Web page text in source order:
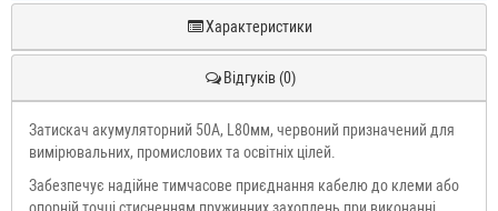
Характеристики
Відгуків (0)
Затискач акумуляторний 50А, L80мм, червоний призначений для
вимірювальних, промислових та освітніх цілей.
Забезпечує надійне тимчасове приєднання кабелю до клеми або